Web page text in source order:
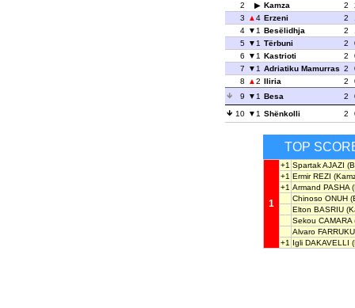
2
Kamza 2
3
4 Erzeni 2
4
1 Besëlidhja 2
5
1 Tërbuni 2
6
1 Kastrioti 2
7
1 Adriatiku Mamurras 2
8
2 Iliria 2
9
1 Besa 2
10
1 Shënkolli 2
TOP
1
+1 Spartak AJAZI
+1 Ermir REZI
+1 Armand PASHA
Chinoso ONUH
Elton BASRIU
Sekou CAMARA
Alvaro FARRUKU
+1 Igli DAKAVELLI